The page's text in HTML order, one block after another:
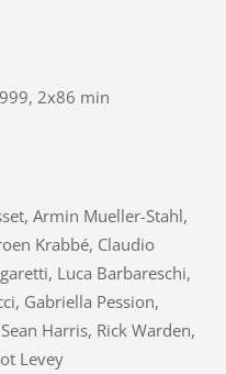
2x86 min
Armin Mueller-Stahl,
Krabbé, Claudio
Luca Barbareschi,
Gabriella Pession,
Harris, Rick Warden,
Levey